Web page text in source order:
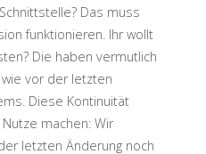
Das muss
funktionieren. Ihr wollt
Die haben vermutlich
vor der letzten
Diese Kontinuität
machen: Wir
letzten Änderung noch